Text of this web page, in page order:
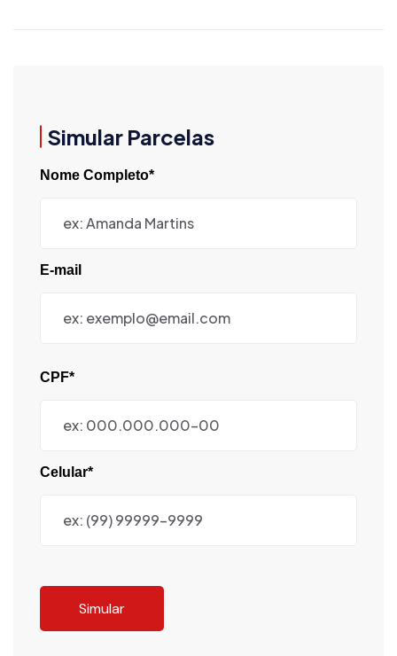
Simular Parcelas
Nome Completo*
E-mail
CPF*
Celular*
Simular